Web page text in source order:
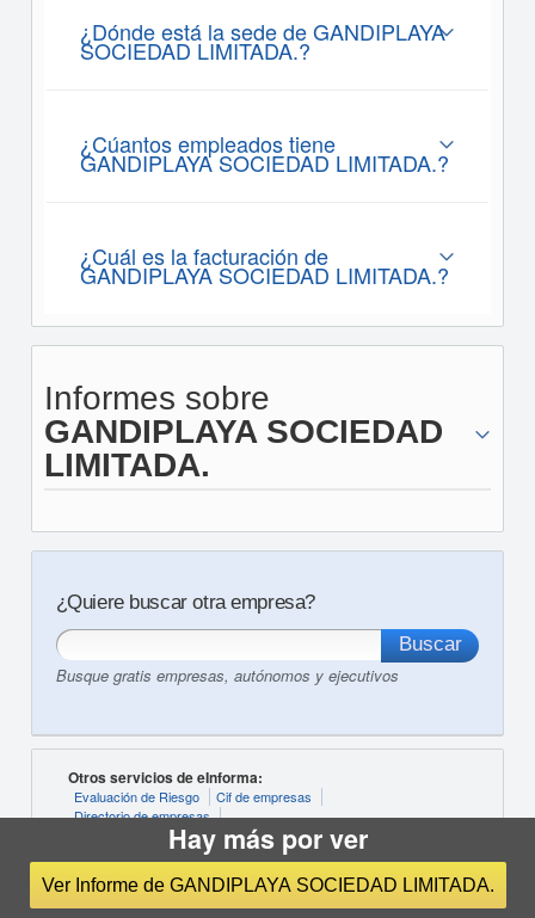
¿Dónde está la sede de GANDIPLAYA
SOCIEDAD LIMITADA.?
¿Cúantos empleados tiene
GANDIPLAYA SOCIEDAD LIMITADA.?
¿Cuál es la facturación de
GANDIPLAYA SOCIEDAD LIMITADA.?
Informes sobre
GANDIPLAYA SOCIEDAD
LIMITADA.
¿Quiere buscar otra empresa?
Busque gratis empresas, autónomos y ejecutivos
Otros servicios de eInforma:
Evaluación de Riesgo
Cif de empresas
Directorio de empresas
Ayudas y Subvenciones para las PYMES
Fichero RAI
Sistema de Análisis de Balances
ASNEF
BORME
Hay más por ver
Ver Informe de GANDIPLAYA SOCIEDAD LIMITADA.